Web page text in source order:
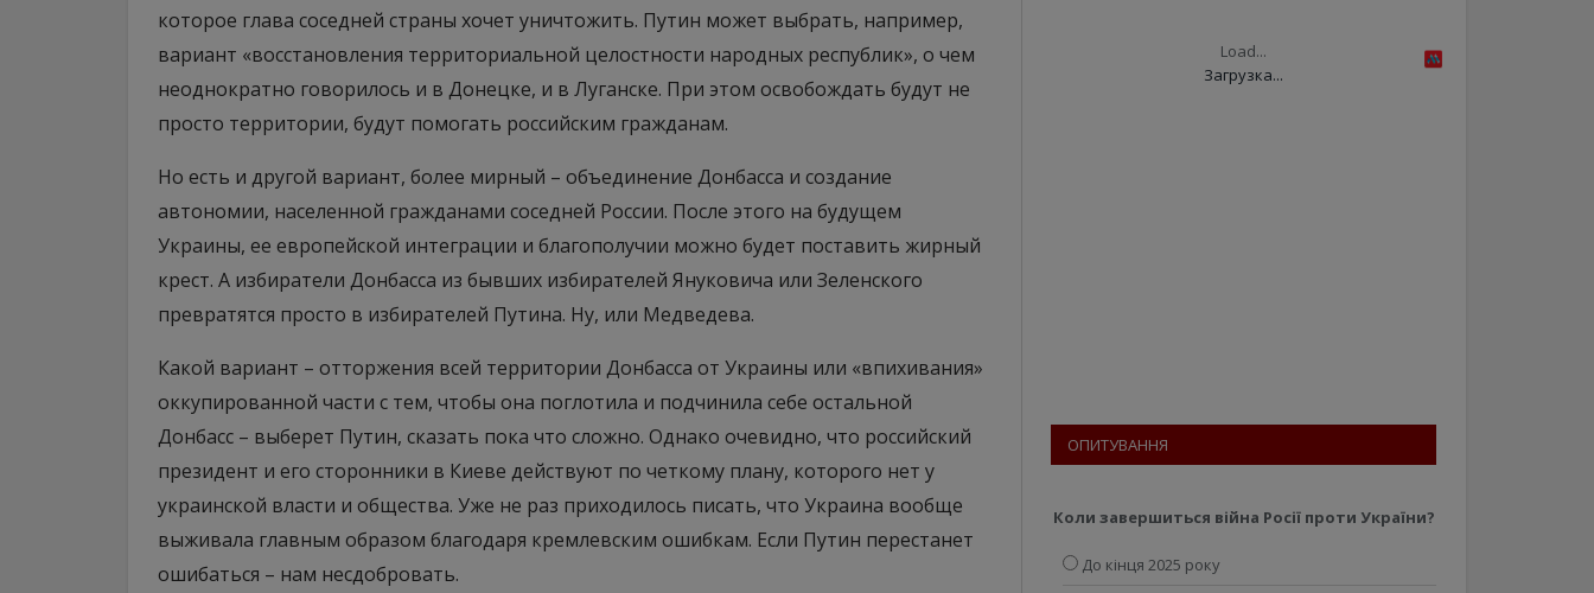
которое глава соседней страны хочет уничтожить. Путин может выбрать, например,
вариант «восстановления территориальной целостности народных республик», о чем
неоднократно говорилось и в Донецке, и в Луганске. При этом освобождать будут не
просто территории, будут помогать российским гражданам.
Но есть и другой вариант, более мирный – объединение Донбасса и создание
автономии, населенной гражданами соседней России. После этого на будущем
Украины, ее европейской интеграции и благополучии можно будет поставить жирный
крест. А избиратели Донбасса из бывших избирателей Януковича или Зеленского
превратятся просто в избирателей Путина. Ну, или Медведева.
Какой вариант – отторжения всей территории Донбасса от Украины или «впихивания»
оккупированной части с тем, чтобы она поглотила и подчинила себе остальной
Донбасс – выберет Путин, сказать пока что сложно. Однако очевидно, что российский
президент и его сторонники в Киеве действуют по четкому плану, которого нет у
украинской власти и общества. Уже не раз приходилось писать, что Украина вообще
выживала главным образом благодаря кремлевским ошибкам. Если Путин перестанет
ошибаться – нам несдобровать.
Load...
Загрузка...
ОПИТУВАННЯ
Коли завершиться війна Росії проти України?
До кінця 2025 року